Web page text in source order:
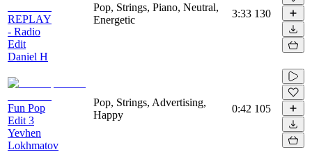
REPLAY
- Radio
Edit
Daniel H
Pop, Strings, Piano, Neutral,
Energetic
3:33 130
Fun Pop
Edit 3
Yevhen
Lokhmatov
Pop, Strings, Advertising,
Happy
0:42 105